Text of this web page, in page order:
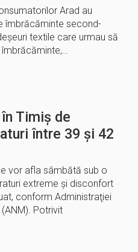
Arad au
îmbrăcăminte second-
textile care urmau să
Timiș de
între 39 şi 42
vor afla sâmbătă sub o
extreme şi disconfort
conform Administraţiei
Potrivit